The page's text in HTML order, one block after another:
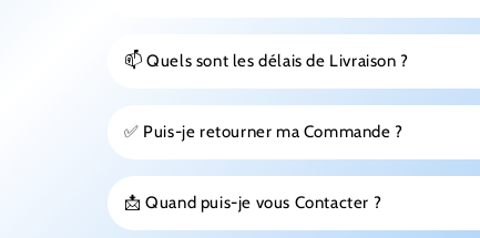
📫 Quels sont les délais de Livraison ?
✅ Puis-je retourner ma Commande ?
📩 Quand puis-je vous Contacter ?